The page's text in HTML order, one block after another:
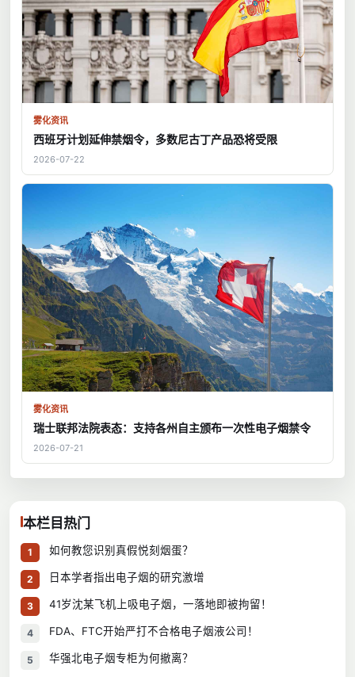
雾化资讯
西班牙计划延伸禁烟令，多数尼古丁产品恐将受限
2026-07-22
雾化资讯
瑞士联邦法院表态：支持各州自主颁布一次性电子烟禁令
2026-07-21
本栏目热门
1 如何教您识别真假悦刻烟蛋？
2 日本学者指出电子烟的研究激增
3 41岁沈某飞机上吸电子烟，一落地即被拘留！
4 FDA、FTC开始严打不合格电子烟液公司！
5 华强北电子烟专柜为何撤离？